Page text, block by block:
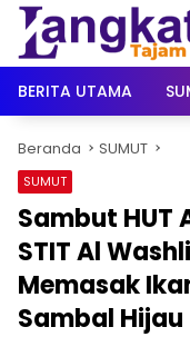
Langsung
konten
BERITA UTAMA
Beranda SUMUT
SUMUT
Sambut HUT
STIT Al
Memasak
Sambal Hijau